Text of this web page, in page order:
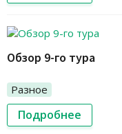
Обзор 9-го тура
Разное
Подробнее